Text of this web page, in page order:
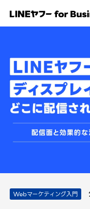
Webマーケティング入門